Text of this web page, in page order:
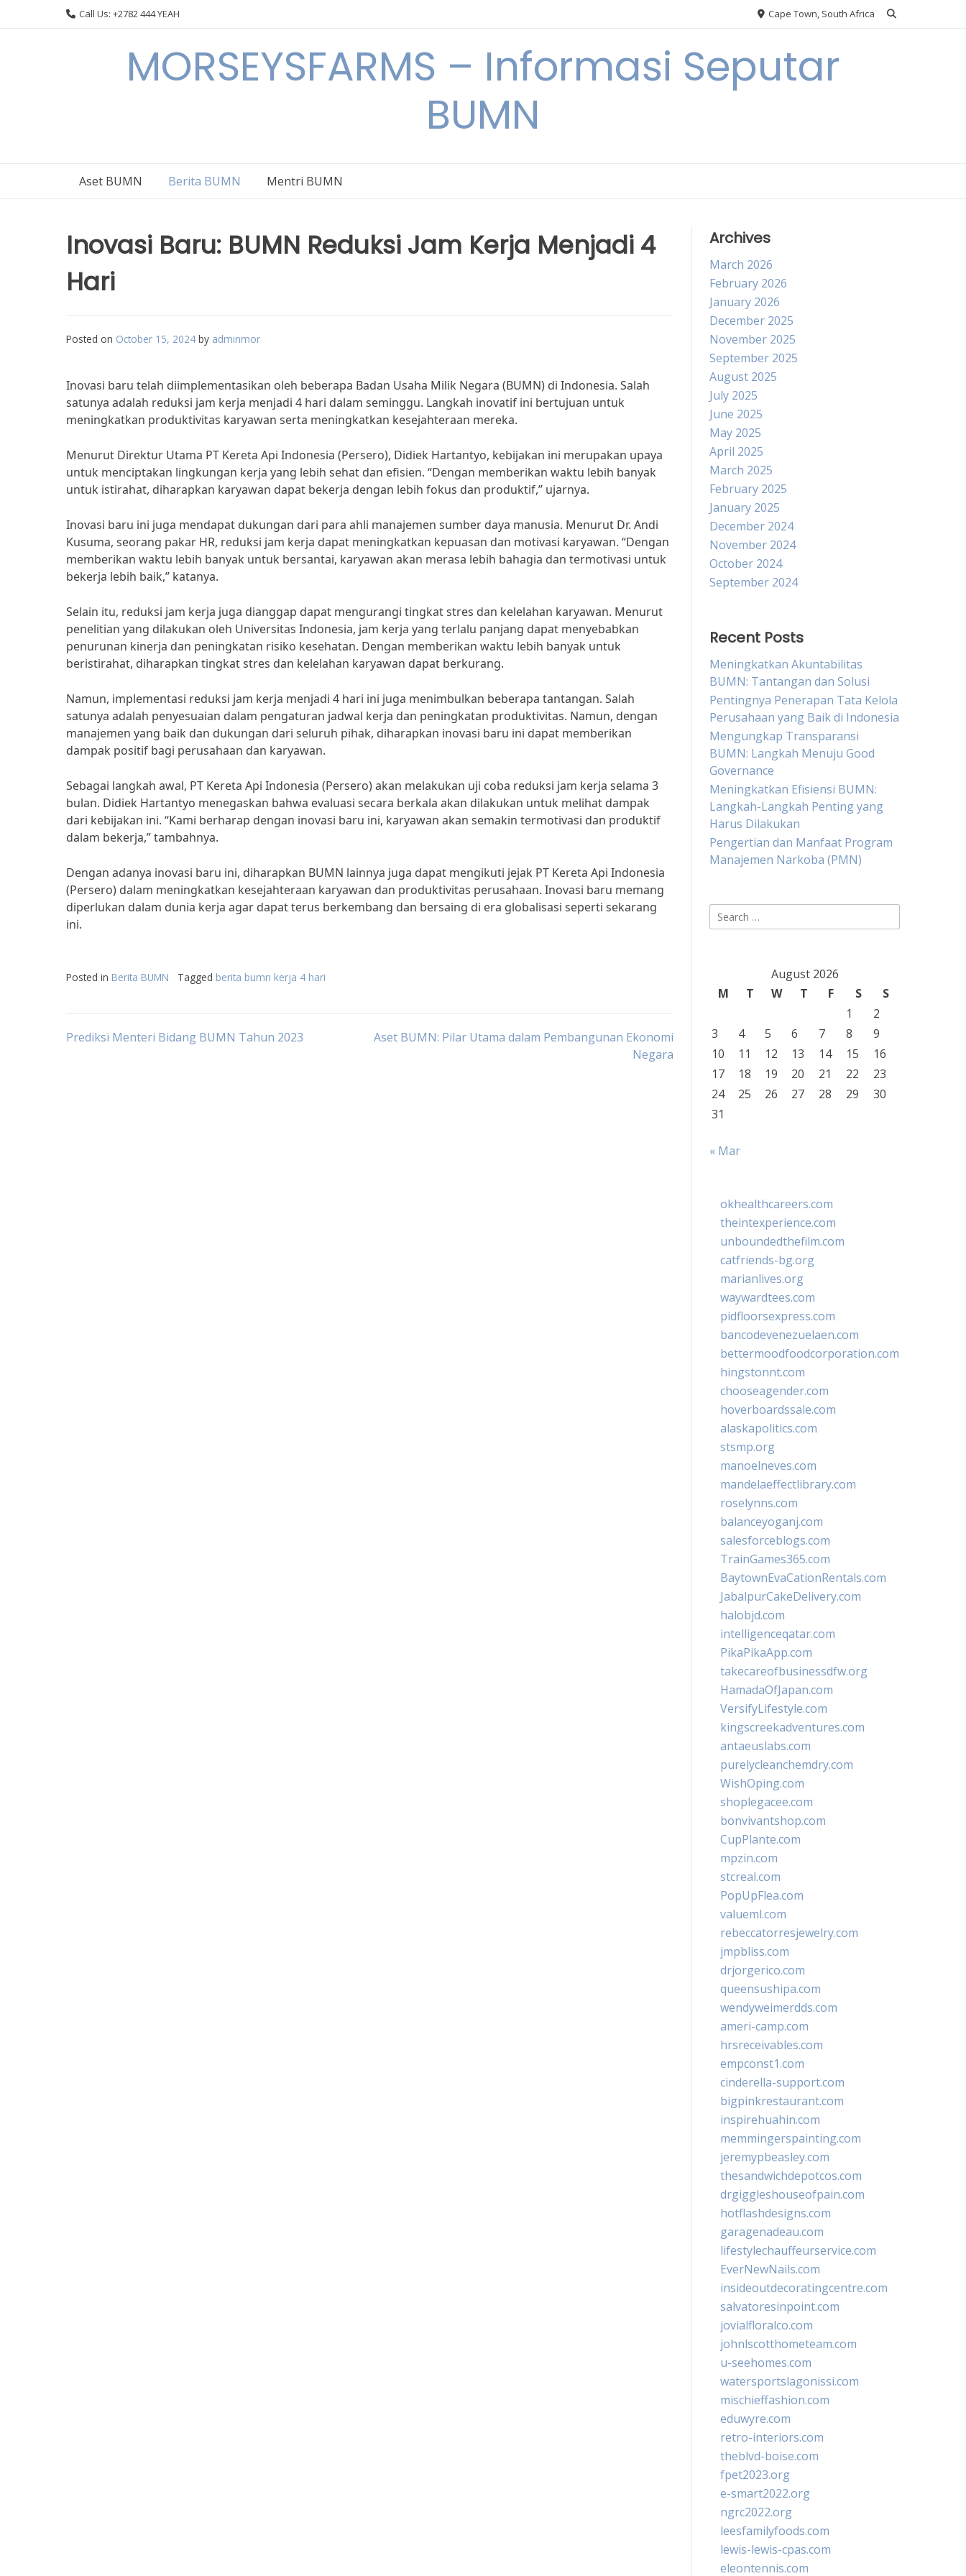
Call Us: +2782 444 YEAH Cape Town, South Africa
MORSEYSFARMS – Informasi Seputar
BUMN
Aset BUMN Berita BUMN Mentri BUMN
Inovasi Baru: BUMN Reduksi Jam Kerja Menjadi 4
Hari
Posted on October 15, 2024 by adminmor
Inovasi baru telah diimplementasikan oleh beberapa Badan Usaha Milik Negara (BUMN) di Indonesia. Salah
satunya adalah reduksi jam kerja menjadi 4 hari dalam seminggu. Langkah inovatif ini bertujuan untuk
meningkatkan produktivitas karyawan serta meningkatkan kesejahteraan mereka.
Menurut Direktur Utama PT Kereta Api Indonesia (Persero), Didiek Hartantyo, kebijakan ini merupakan upaya
untuk menciptakan lingkungan kerja yang lebih sehat dan efisien. “Dengan memberikan waktu lebih banyak
untuk istirahat, diharapkan karyawan dapat bekerja dengan lebih fokus dan produktif,” ujarnya.
Inovasi baru ini juga mendapat dukungan dari para ahli manajemen sumber daya manusia. Menurut Dr. Andi
Kusuma, seorang pakar HR, reduksi jam kerja dapat meningkatkan kepuasan dan motivasi karyawan. “Dengan
memberikan waktu lebih banyak untuk bersantai, karyawan akan merasa lebih bahagia dan termotivasi untuk
bekerja lebih baik,” katanya.
Selain itu, reduksi jam kerja juga dianggap dapat mengurangi tingkat stres dan kelelahan karyawan. Menurut
penelitian yang dilakukan oleh Universitas Indonesia, jam kerja yang terlalu panjang dapat menyebabkan
penurunan kinerja dan peningkatan risiko kesehatan. Dengan memberikan waktu lebih banyak untuk
beristirahat, diharapkan tingkat stres dan kelelahan karyawan dapat berkurang.
Namun, implementasi reduksi jam kerja menjadi 4 hari ini juga menimbulkan beberapa tantangan. Salah
satunya adalah penyesuaian dalam pengaturan jadwal kerja dan peningkatan produktivitas. Namun, dengan
manajemen yang baik dan dukungan dari seluruh pihak, diharapkan inovasi baru ini dapat memberikan
dampak positif bagi perusahaan dan karyawan.
Sebagai langkah awal, PT Kereta Api Indonesia (Persero) akan melakukan uji coba reduksi jam kerja selama 3
bulan. Didiek Hartantyo menegaskan bahwa evaluasi secara berkala akan dilakukan untuk melihat dampak
dari kebijakan ini. “Kami berharap dengan inovasi baru ini, karyawan akan semakin termotivasi dan produktif
dalam bekerja,” tambahnya.
Dengan adanya inovasi baru ini, diharapkan BUMN lainnya juga dapat mengikuti jejak PT Kereta Api Indonesia
(Persero) dalam meningkatkan kesejahteraan karyawan dan produktivitas perusahaan. Inovasi baru memang
diperlukan dalam dunia kerja agar dapat terus berkembang dan bersaing di era globalisasi seperti sekarang
ini.
Posted in Berita BUMN Tagged berita bumn kerja 4 hari
Post
Prediksi Menteri Bidang BUMN Tahun 2023
Aset BUMN: Pilar Utama dalam Pembangunan Ekonomi
Negara
Archives
March 2026
February 2026
January 2026
December 2025
November 2025
September 2025
August 2025
July 2025
June 2025
May 2025
April 2025
March 2025
February 2025
January 2025
December 2024
November 2024
October 2024
September 2024
Recent Posts
Meningkatkan Akuntabilitas
BUMN: Tantangan dan Solusi
Pentingnya Penerapan Tata Kelola
Perusahaan yang Baik di Indonesia
Mengungkap Transparansi
BUMN: Langkah Menuju Good
Governance
Meningkatkan Efisiensi BUMN:
Langkah-Langkah Penting yang
Harus Dilakukan
Pengertian dan Manfaat Program
Manajemen Narkoba (PMN)
Search
for:
August 2026
M
T W T F S
S
1
2
3
4 5 6 7 8
9
10
11 12 13 14 15
16
17
18 19 20 21 22
23
24
25 26 27 28 29
30
31
« Mar
okhealthcareers.com
theintexperience.com
unboundedthefilm.com
catfriends-bg.org
marianlives.org
waywardtees.com
pidfloorsexpress.com
bancodevenezuelaen.com
bettermoodfoodcorporation.com
hingstonnt.com
chooseagender.com
hoverboardssale.com
alaskapolitics.com
stsmp.org
manoelneves.com
mandelaeffectlibrary.com
roselynns.com
balanceyoganj.com
salesforceblogs.com
TrainGames365.com
BaytownEvaCationRentals.com
JabalpurCakeDelivery.com
halobjd.com
intelligenceqatar.com
PikaPikaApp.com
takecareofbusinessdfw.org
HamadaOfJapan.com
VersifyLifestyle.com
kingscreekadventures.com
antaeuslabs.com
purelycleanchemdry.com
WishOping.com
shoplegacee.com
bonvivantshop.com
CupPlante.com
mpzin.com
stcreal.com
PopUpFlea.com
valueml.com
rebeccatorresjewelry.com
jmpbliss.com
drjorgerico.com
queensushipa.com
wendyweimerdds.com
ameri-camp.com
hrsreceivables.com
empconst1.com
cinderella-support.com
bigpinkrestaurant.com
inspirehuahin.com
memmingerspainting.com
jeremypbeasley.com
thesandwichdepotcos.com
drgiggleshouseofpain.com
hotflashdesigns.com
garagenadeau.com
lifestylechauffeurservice.com
EverNewNails.com
insideoutdecoratingcentre.com
salvatoresinpoint.com
jovialfloralco.com
johnlscotthometeam.com
u-seehomes.com
watersportslagonissi.com
mischieffashion.com
eduwyre.com
retro-interiors.com
theblvd-boise.com
fpet2023.org
e-smart2022.org
ngrc2022.org
leesfamilyfoods.com
lewis-lewis-cpas.com
eleontennis.com